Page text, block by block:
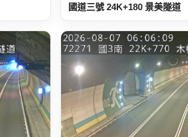
國道三號 24K+180 景美隧道